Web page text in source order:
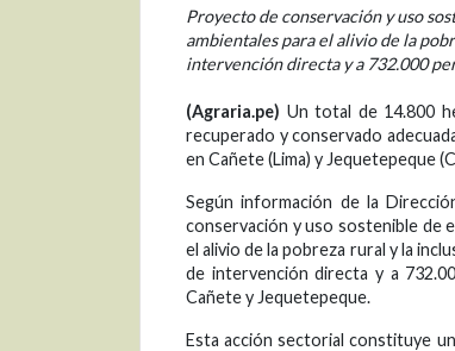
Proyecto de conservación y uso
ambientales para el alivio de la
intervención directa y a 732.000
(Agraria.pe) Un total de 14.800
recuperado y conservado
en Cañete (Lima) y Jequetepeque
Según información de la
conservación y uso sostenible de
el alivio de la pobreza rural y la
de intervención directa y a
Cañete y Jequetepeque.
Esta acción sectorial constituye